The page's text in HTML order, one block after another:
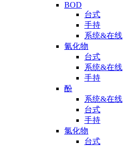
BOD
台式
手持
系统&在线
氰化物
台式
系统&在线
手持
酚
系统&在线
台式
手持
氯化物
台式